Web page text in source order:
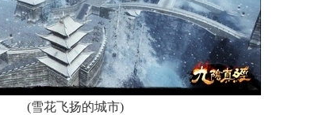
(雪花飞扬的城市)